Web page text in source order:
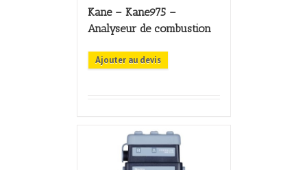
Kane – Kane975 –
Analyseur de combustion
Ajouter au devis